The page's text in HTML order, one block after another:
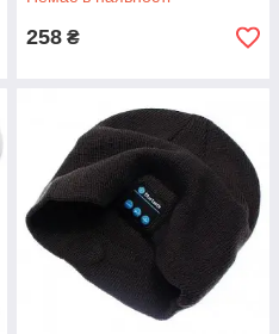
258 ₴